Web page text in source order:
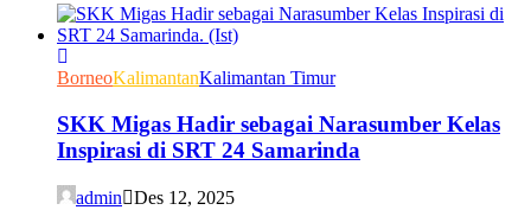
BorneoKalimantanKalimantan Timur
SKK Migas Hadir sebagai Narasumber Kelas
Inspirasi di SRT 24 Samarinda
admin Des 12, 2025